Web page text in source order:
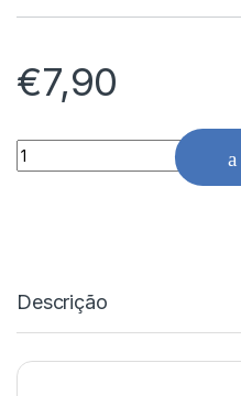
€7,90
Rolo Térmico Comp.
Descrição